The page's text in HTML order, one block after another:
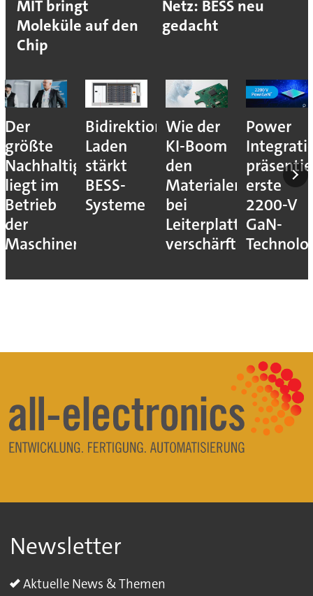
MIT bringt
Moleküle auf den
Chip
Netz: BESS neu
gedacht
Der
größte
Nachhaltigkeitshebel
liegt im
Betrieb
der
Maschinen
Bidirektionales
Laden
stärkt
BESS-
Systeme
Wie der
KI-Boom
den
Materialengpass
bei
Leiterplatten
verschärft
Power
erste
2200-V
GaN-
Newsletter
Aktuelle News & Themen